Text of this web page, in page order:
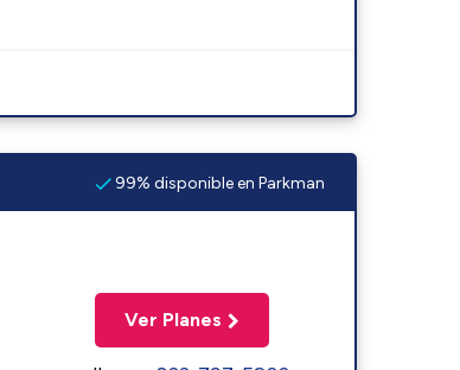
99% disponible en Parkman
Ver Planes